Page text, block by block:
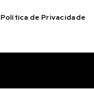
Política de Privacidade